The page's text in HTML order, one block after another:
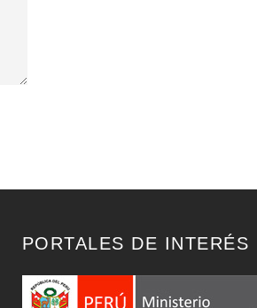
PORTALES DE INTERÉS